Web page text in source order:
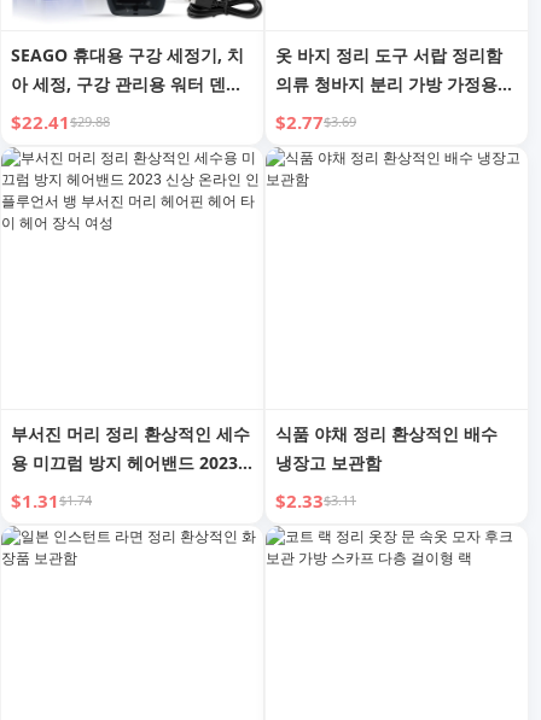
SEAGO 휴대용 구강 세정기, 치
아 세정, 구강 관리용 워터 덴탈
플로셔 PX7 방수 무선, 여행용
$22.41$29.88
옷 바지 정리 도구 서랍 정리함
의류 청바지 분리 가방 가정용
옷장 층별 정리함
$2.77$3.69
부서진 머리 정리 환상적인 세수
용 미끄럼 방지 헤어밴드 2023
신상 온라인 인플루언서 뱅 부서
진 머리 헤어핀 헤어 타이 헤어
장식 여성
$1.31$1.74
식품 야채 정리 환상적인 배수
냉장고 보관함
$2.33$3.11